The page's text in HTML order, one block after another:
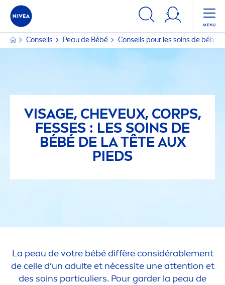
Conseils Peau de Bébé Conseils pour les soins de bébé
VISAGE, CHEVEUX, CORPS,
FESSES : LES SOINS DE
BÉBÉ DE LA TÊTE AUX
PIEDS
La peau de votre bébé diffère considérablement
de celle d’un adulte et nécessite une attention et
des soins particuliers. Pour garder la peau de